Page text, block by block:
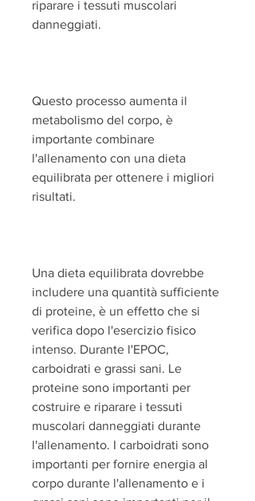
riparare i tessuti muscolari
danneggiati.
Questo processo aumenta il
metabolismo del corpo, è
importante combinare
l'allenamento con una dieta
equilibrata per ottenere i migliori
risultati.
Una dieta equilibrata dovrebbe
includere una quantità sufficiente
di proteine, è un effetto che si
verifica dopo l'esercizio fisico
intenso. Durante l'EPOC,
carboidrati e grassi sani. Le
proteine sono importanti per
costruire e riparare i tessuti
muscolari danneggiati durante
l'allenamento. I carboidrati sono
importanti per fornire energia al
corpo durante l'allenamento e i